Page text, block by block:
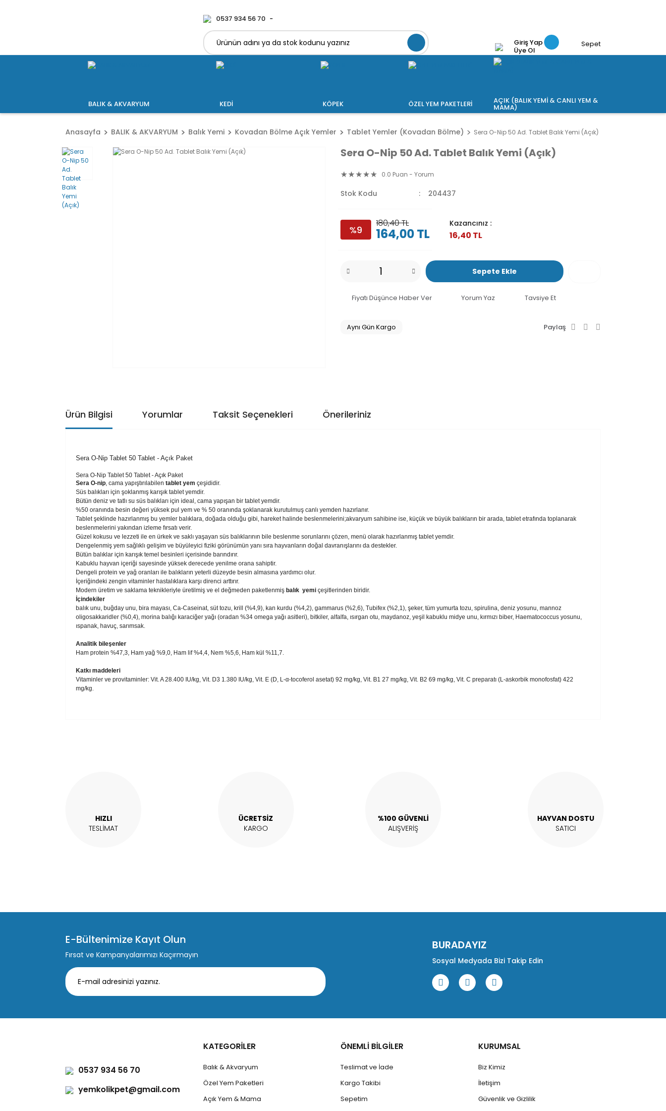
0537 934 56 70
Giriş Yap
Üye Ol
Sepet
BALIK & AKVARYUM KEDİ KÖPEK ÖZEL YEM PAKETLERİ AÇIK (BALIK YEMİ & CANLI YEM &
MAMA)
Anasayfa BALIK & AKVARYUM Balık Yemi Kovadan Bölme Açık Yemler Tablet Yemler (Kovadan Bölme) Sera O-Nip 50 Ad. Tablet Balık Yemi (Açık)
Sera O-Nip 50 Ad. Tablet Balık Yemi (Açık)
0.0 Puan - Yorum
Stok Kodu 204437
%9
180,40 TL
164,00 TL
Kazancınız :
16,40 TL
Sepete Ekle
Fiyatı Düşünce Haber Ver Yorum Yaz Tavsiye Et
Aynı Gün Kargo Paylaş
Ürün Bilgisi Yorumlar Taksit Seçenekleri Önerileriniz
Sera O-Nip Tablet 50 Tablet - Açık Paket
Sera O-Nip Tablet 50 Tablet - Açık Paket
Sera O-nip, cama yapıştırılabilen tablet yem çeşididir.
Süs balıkları için şoklanmış karışık tablet yemdir.
Bütün deniz ve tatlı su süs balıkları için ideal, cama yapışan bir tablet yemdir.
%50 oranında besin değeri yüksek pul yem ve % 50 oranında şoklanarak kurutulmuş canlı yemden hazırlanır.
Tablet şeklinde hazırlanmış bu yemler balıklara, doğada olduğu gibi, hareket halinde beslenmelerini;akvaryum sahibine ise, küçük ve büyük balıkların bir arada, tablet etrafında toplanarak
beslenmelerini yakından izleme fırsatı verir.
Güzel kokusu ve lezzeti ile en ürkek ve saklı yaşayan süs balıklarının bile beslenme sorunlarını çözen, menü olarak hazırlanmış tablet yemdir.
Dengelenmiş yem sağlıklı gelişim ve büyüleyici fiziki görünümün yanı sıra hayvanların doğal davranışlarını da destekler.
Bütün balıklar için karışık temel besinleri içerisinde barındırır.
Kabuklu hayvan içeriği sayesinde yüksek derecede yenilme orana sahiptir.
Dengeli protein ve yağ oranları ile balıkların yeterli düzeyde besin almasına yardımcı olur.
İçeriğindeki zengin vitaminler hastalıklara karşı direnci arttırır.
Modern üretim ve saklama teknikleriyle üretilmiş ve el değmeden paketlenmiş balık yemi çeşitlerinden biridir.
İçindekiler
balık unu, buğday unu, bira mayası, Ca-Caseinat, süt tozu, krill (%4,9), kan kurdu (%4,2), gammarus (%2,6), Tubifex (%2,1), şeker, tüm yumurta tozu, spirulina, deniz yosunu, mannoz
oligosakkaridler (%0,4), morina balığı karaciğer yağı (oradan %34 omega yağı asitleri), bitkiler, alfalfa, ısırgan otu, maydanoz, yeşil kabuklu midye unu, kırmızı biber, Haematococcus yosunu,
ıspanak, havuç, sarımsak.
Analitik bileşenler
Ham protein %47,3, Ham yağ %9,0, Ham lif %4,4, Nem %5,6, Ham kül %11,7.
Katkı maddeleri
Vitaminler ve provitaminler: Vit. A 28.400 IU/kg, Vit. D3 1.380 IU/kg, Vit. E (D, L-α-tocoferol asetat) 92 mg/kg, Vit. B1 27 mg/kg, Vit. B2 69 mg/kg, Vit. C preparatı (L-askorbik monofosfat) 422
mg/kg.
HIZLI
TESLİMAT
ÜCRETSİZ
KARGO
%100 GÜVENLİ
ALIŞVERİŞ
HAYVAN DOSTU
SATICI
E-Bültenimize Kayıt Olun
Fırsat ve Kampanyalarımızı Kaçırmayın
BURADAYIZ
Sosyal Medyada Bizi Takip Edin
0537 934 56 70
yemkolikpet@gmail.com
KATEGORİLER
Balık & Akvaryum
Özel Yem Paketleri
Açık Yem & Mama
ÖNEMLİ BİLGİLER
Teslimat ve İade
Kargo Takibi
Sepetim
KURUMSAL
Biz Kimiz
İletişim
Güvenlik ve Gizlilik